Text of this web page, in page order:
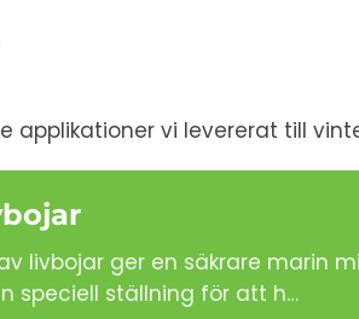
applikationer vi levererat till
livbojar ger en säkrare marin
speciell ställning för att h…